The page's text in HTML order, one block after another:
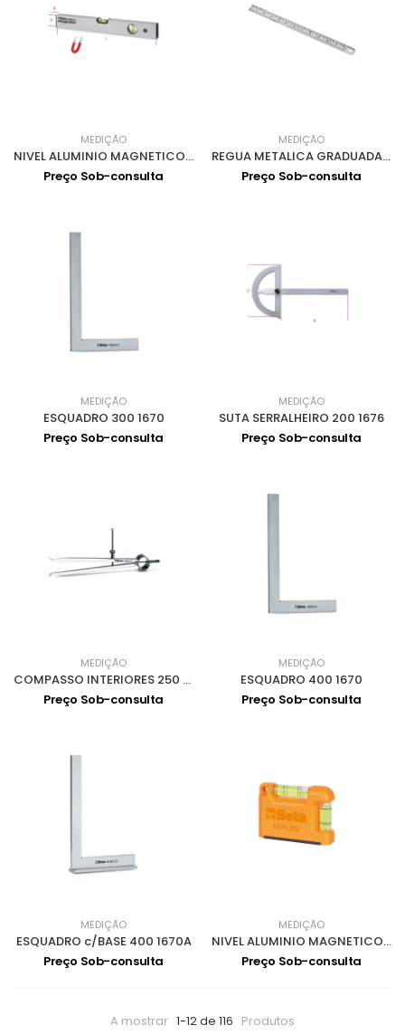
MEDIÇÃO
NIVEL ALUMINIO MAGNETICO 2 BOLHAS 500 1696B
Preço Sob-consulta
MEDIÇÃO
REGUA METALICA GRADUADA 334x24 MTC156
Preço Sob-consulta
MEDIÇÃO
ESQUADRO 300 1670
Preço Sob-consulta
MEDIÇÃO
SUTA SERRALHEIRO 200 1676
Preço Sob-consulta
MEDIÇÃO
COMPASSO INTERIORES 250 1680A
Preço Sob-consulta
MEDIÇÃO
ESQUADRO 400 1670
Preço Sob-consulta
MEDIÇÃO
ESQUADRO c/BASE 400 1670A
Preço Sob-consulta
MEDIÇÃO
NIVEL ALUMINIO MAGNETICO em V 2 BOLHAS 1695XS
Preço Sob-consulta
A mostrar 1-12 de 116 Produtos